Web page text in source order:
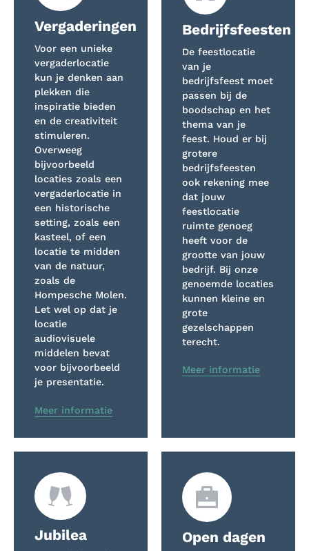
Vergaderingen
Voor een unieke
vergaderlocatie
kun je denken aan
plekken die
inspiratie bieden
en de creativiteit
stimuleren.
Overweeg
bijvoorbeeld
locaties zoals een
vergaderlocatie in
een historische
setting, zoals een
kasteel, of een
locatie te midden
van de natuur,
zoals de
Hompesche Molen.
Let wel op dat je
locatie
audiovisuele
middelen bevat
voor bijvoorbeeld
je presentatie.
Meer informatie
Bedrijfsfeesten
De feestlocatie
van je
bedrijfsfeest moet
passen bij de
boodschap en het
thema van je
feest. Houd er bij
grotere
bedrijfsfeesten
ook rekening mee
dat jouw
feestlocatie
ruimte genoeg
heeft voor de
grootte van jouw
bedrijf. Bij onze
genoemde locaties
kunnen kleine en
grote
gezelschappen
terecht.
Meer informatie
Jubilea Open dagen